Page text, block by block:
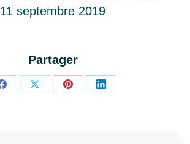
11 septembre 2019
Partager
PartagerPartagerPartagerPartager